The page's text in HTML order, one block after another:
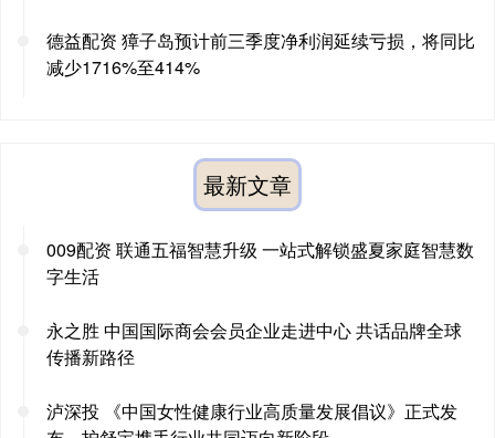
德益配资 獐子岛预计前三季度净利润延续亏损，将同比
减少1716%至414%
最新文章
009配资 联通五福智慧升级 一站式解锁盛夏家庭智慧数
字生活
永之胜 中国国际商会会员企业走进中心 共话品牌全球
传播新路径
泸深投 《中国女性健康行业高质量发展倡议》正式发